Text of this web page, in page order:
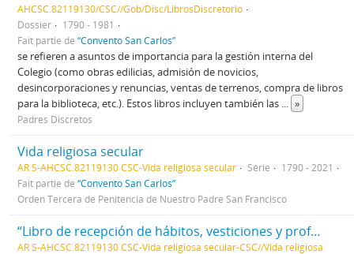
AHCSC.82119130/CSC//Gob/Disc/LibrosDiscretorio
Dossier
1790 - 1981
Fait partie de “Convento San Carlos”
se refieren a asuntos de importancia para la gestión interna del
Colegio (como obras edilicias, admisión de novicios,
desincorporaciones y renuncias, ventas de terrenos, compra de libros
para la biblioteca, etc.). Estos libros incluyen también las ... »
Padres Discretos
Vida religiosa secular
AR S-AHCSC.82119130 CSC-Vida religiosa secular Série
1790 - 2021
Fait partie de “Convento San Carlos”
Orden Tercera de Penitencia de Nuestro Padre San Francisco
“Libro de recepción de hábitos, vesticiones y profesiones”
AR S-AHCSC.82119130 CSC-Vida religiosa secular-CSC//Vida religiosa